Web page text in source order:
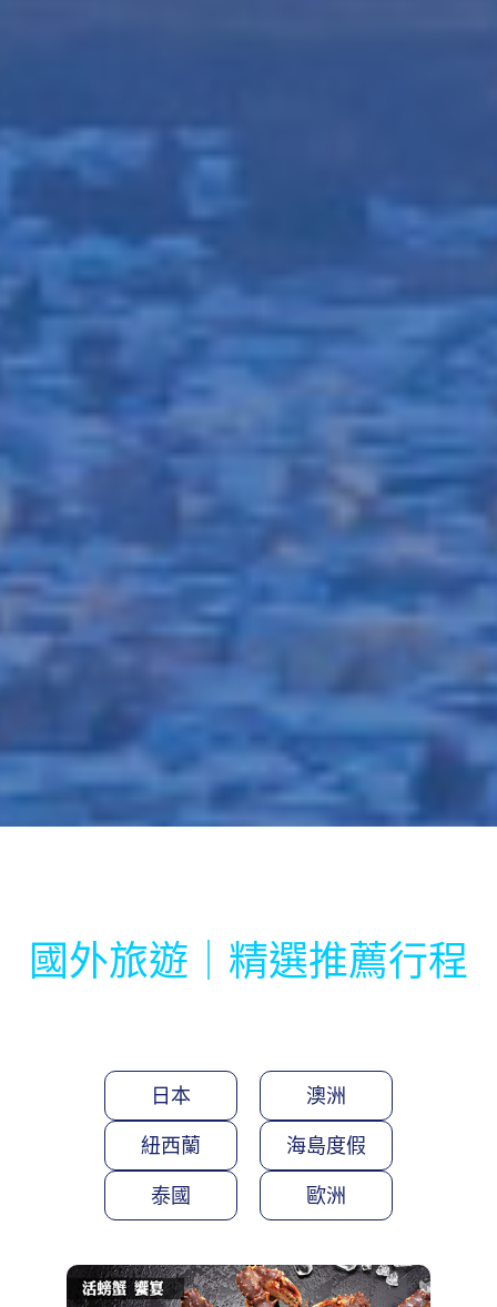
國外旅遊｜精選推薦行程
日本 澳洲
紐西蘭 海島度假
泰國 歐洲